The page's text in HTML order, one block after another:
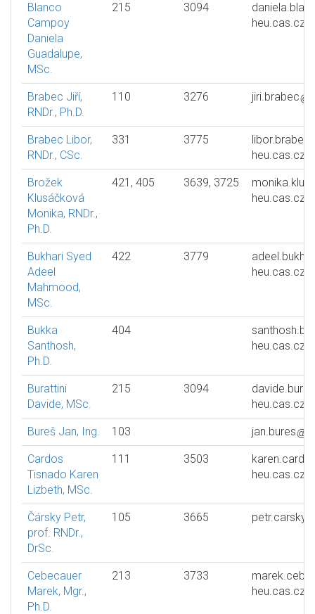
Blanco
Campoy
Daniela
Guadalupe,
MSc.
215 3094
heu.cas.cz
Brabec Jiří,
RNDr., Ph.D.
110 3276 jiri.brabec
Brabec Libor,
RNDr., CSc.
331 3775
libor.brabec
heu.cas.cz
Brožek
Klusáčková
Monika, RNDr.,
Ph.D.
421, 405 3639, 3725
heu.cas.cz
Bukhari Syed
Adeel
Mahmood,
MSc.
422 3779
heu.cas.cz
Bukka
Santhosh,
Ph.D.
404
heu.cas.cz
Burattini
Davide, MSc.
215 3094
heu.cas.cz
Bureš Jan, Ing. 103 jan.bures
Cardos
Tisnado Karen
Lizbeth, MSc.
111 3503
heu.cas.cz
Čársky Petr,
prof. RNDr.,
DrSc.
105 3665 petr.carsky
Cebecauer
Marek, Mgr.,
Ph.D.
213 3733
heu.cas.cz